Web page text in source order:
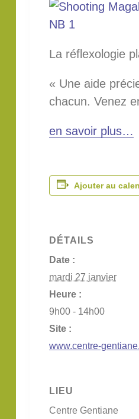
La réflexologie
« Une aide
chacun. Venez
en savoir plus…
Ajouter au
DÉTAILS
Date :
mardi 27 janvier
Heure :
9h00 - 14h00
Site :
www.centre-
LIEU
Centre Gentiane